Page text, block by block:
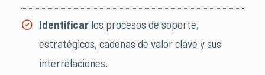
Identificar los procesos de soporte,
estratégicos, cadenas de valor clave y sus
interrelaciones.